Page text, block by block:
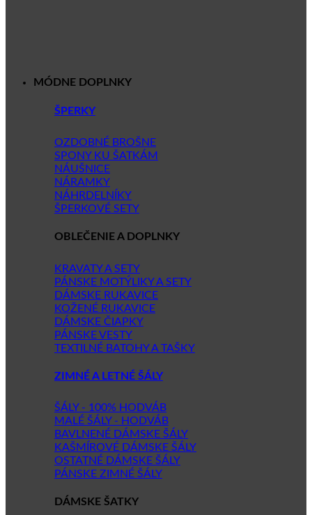
MÓDNE DOPLNKY
ŠPERKY
OZDOBNÉ BROŠNE
SPONY KU ŠATKÁM
NÁUŠNICE
NÁRAMKY
NÁHRDELNÍKY
ŠPERKOVÉ SETY
OBLEČENIE A DOPLNKY
KRAVATY A SETY
PÁNSKE MOTÝLIKY A SETY
DÁMSKE RUKAVICE
KOŽENÉ RUKAVICE
DÁMSKE ČIAPKY
PÁNSKE VESTY
TEXTILNÉ BATOHY A TAŠKY
ZIMNÉ A LETNÉ ŠÁLY
ŠÁLY - 100% HODVÁB
MALÉ ŠÁLY - HODVÁB
BAVLNENÉ DÁMSKE ŠÁLY
KAŠMÍROVÉ DÁMSKE ŠÁLY
OSTATNÉ DÁMSKE ŠÁLY
PÁNSKE ZIMNÉ ŠÁLY
DÁMSKE ŠATKY